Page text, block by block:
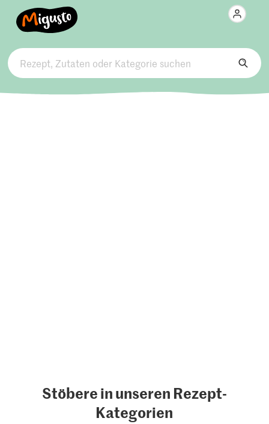
Stöbere in unseren Rezept-
Kategorien